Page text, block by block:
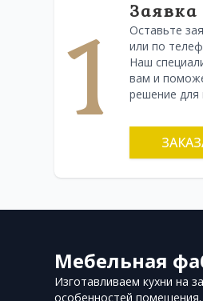
1
Заявка
Оставьте
или по
Наш
вам и
решение для
Мебельная
Изготавливаем кухни на
особенностей